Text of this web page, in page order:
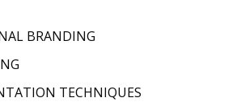
BRANDING
TECHNIQUES